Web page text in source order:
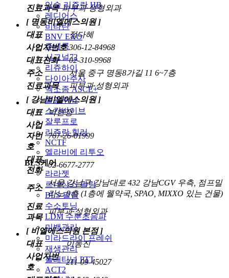
입술 리쥬란 HB
레디어스
비타란
BNV EXO
쥬베룩
시그널72
리쥬하이
다이아주사
엑소좀 ASCE+
물광주사
스킨바이브
잘루프로
리쥬란 힐러
NCTF
엘라비에 리투오
BLS케어
라라젯
르네상스 필링
BLS 필링
수소토닝
LDM 수분초음파
미백관리
미라드라이 프레쉬
재생관리
플래티넘 PTT
ACT2
진료과목 피부과·성형외과
[ 명동비엘에스의원 ]
대표
정다혜
사업자번호 306-12-84968
대표전화
02-310-9968
주소
서울 중구 명동8가길 11 6~7층
진료과목
피부과·성형외과
[ 강남비엘에스의원 ]
대표
박현정
사업
자번
호
767-26-01999
대표
전화
02-6677-2777
주소
서울 강남구 강남대로 432 강남CGV 우측, 점프밀
라노 9층 (1층에 웰약국, SPAO, MIXXO 있는 건물)
진료
과목
피부과·성형외과
[ 비엘에스의원 본점 ]
대표
이동진
사업자번
호
211-09-45027